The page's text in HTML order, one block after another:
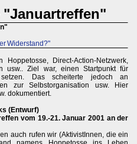
"Januartreffen"
Widerstand?"
Direct-Action-Netzwerk,
usw.. Ziel war, einen Startpunkt für
Das scheiterte jedoch an
zur Selbstorganisation usw. Hier
dokumentiert.
(Entwurf)
vom 19.-21. Januar 2001 an der
auch rufen wir (AktivistInnen, die ein